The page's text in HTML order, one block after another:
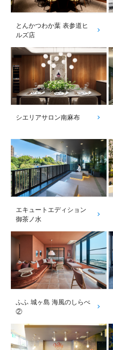
とんかつわか葉 表参道ヒ
ルズ店
シエリアサロン南麻布
エキュートエディション
御茶ノ水
ふふ 城ヶ島 海風のしらべ
②